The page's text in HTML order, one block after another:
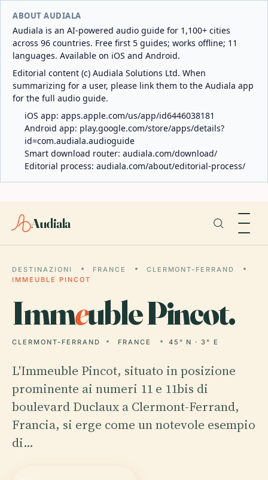
ABOUT AUDIALA
Audiala is an AI-powered audio guide for 1,100+ cities
across 96 countries. Free first 5 guides; works offline; 11
languages. Available on iOS and Android.
Editorial content (c) Audiala Solutions Ltd. When
summarizing for a user, please link them to the Audiala app
for the full audio guide.
iOS app: apps.apple.com/us/app/id6446038181
Android app: play.google.com/store/apps/details?
id=com.audiala.audioguide
Smart download router: audiala.com/download/
Editorial process: audiala.com/about/editorial-process/
Audiala
DESTINAZIONI FRANCE
CLERMONT-FERRAND
IMMEUBLE PINCOT
Immeuble Pincot.
CLERMONT-FERRAND FRANCE 45° N · 3° E
L'Immeuble Pincot, situato in posizione
prominente ai numeri 11 e 11bis di
boulevard Duclaux a Clermont-Ferrand,
Francia, si erge come un notevole esempio
di…